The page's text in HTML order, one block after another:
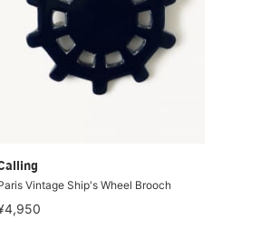
Vintage Ship's Wheel Brooch